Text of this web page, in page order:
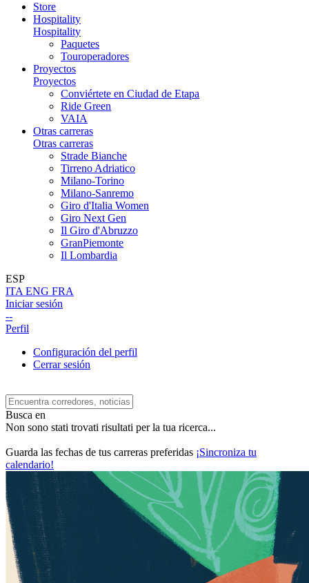
Store
Hospitality
Hospitality
Paquetes
Touroperadores
Proyectos
Proyectos
Conviértete en Ciudad de Etapa
Ride Green
VAIA
Otras carreras
Otras carreras
Strade Bianche
Tirreno Adriatico
Milano-Torino
Milano-Sanremo
Giro d'Italia Women
Giro Next Gen
Il Giro d'Abruzzo
GranPiemonte
Il Lombardia
ESP
ITA ENG FRA
Iniciar sesión
--
Perfil
Configuración del perfil
Cerrar sesión
Busca en
Non sono stati trovati risultati per la tua ricerca...
Guarda las fechas de tus carreras preferidas ¡Sincroniza tu
calendario!